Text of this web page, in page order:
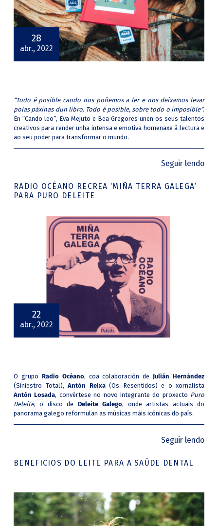
28
abr., 2022
“Todo é posible cando nos poñemos a ler e nos deixamos levar
polas páxinas dun libro. Todo é posible, sobre todo o imposible”.
En “Cando leo”, Eva Mejuto e Bea Gregores unen os seus talentos
creativos para render unha intensa e emotiva homenaxe á lectura e
ao seu poder para transformar o mundo.
Seguir lendo
RADIO OCÉANO RECREA ‘MIÑA TERRA GALEGA’
PARA PURO DELEITE
22
abr., 2022
O grupo Radio Océano, coa colaboración de Julián Hernández
(Siniestro Total), Antón Reixa(Os Resentidos) e o xornalista
Antón Losada, convértese no novo integrante do proxecto Puro
Deleite, o disco de Deleite Galego, onde artistas actuais do
panorama galego reformulan as músicas máis icónicas do país.
Seguir lendo
BENEFICIOS DO LEITE PARA A SAÚDE DENTAL